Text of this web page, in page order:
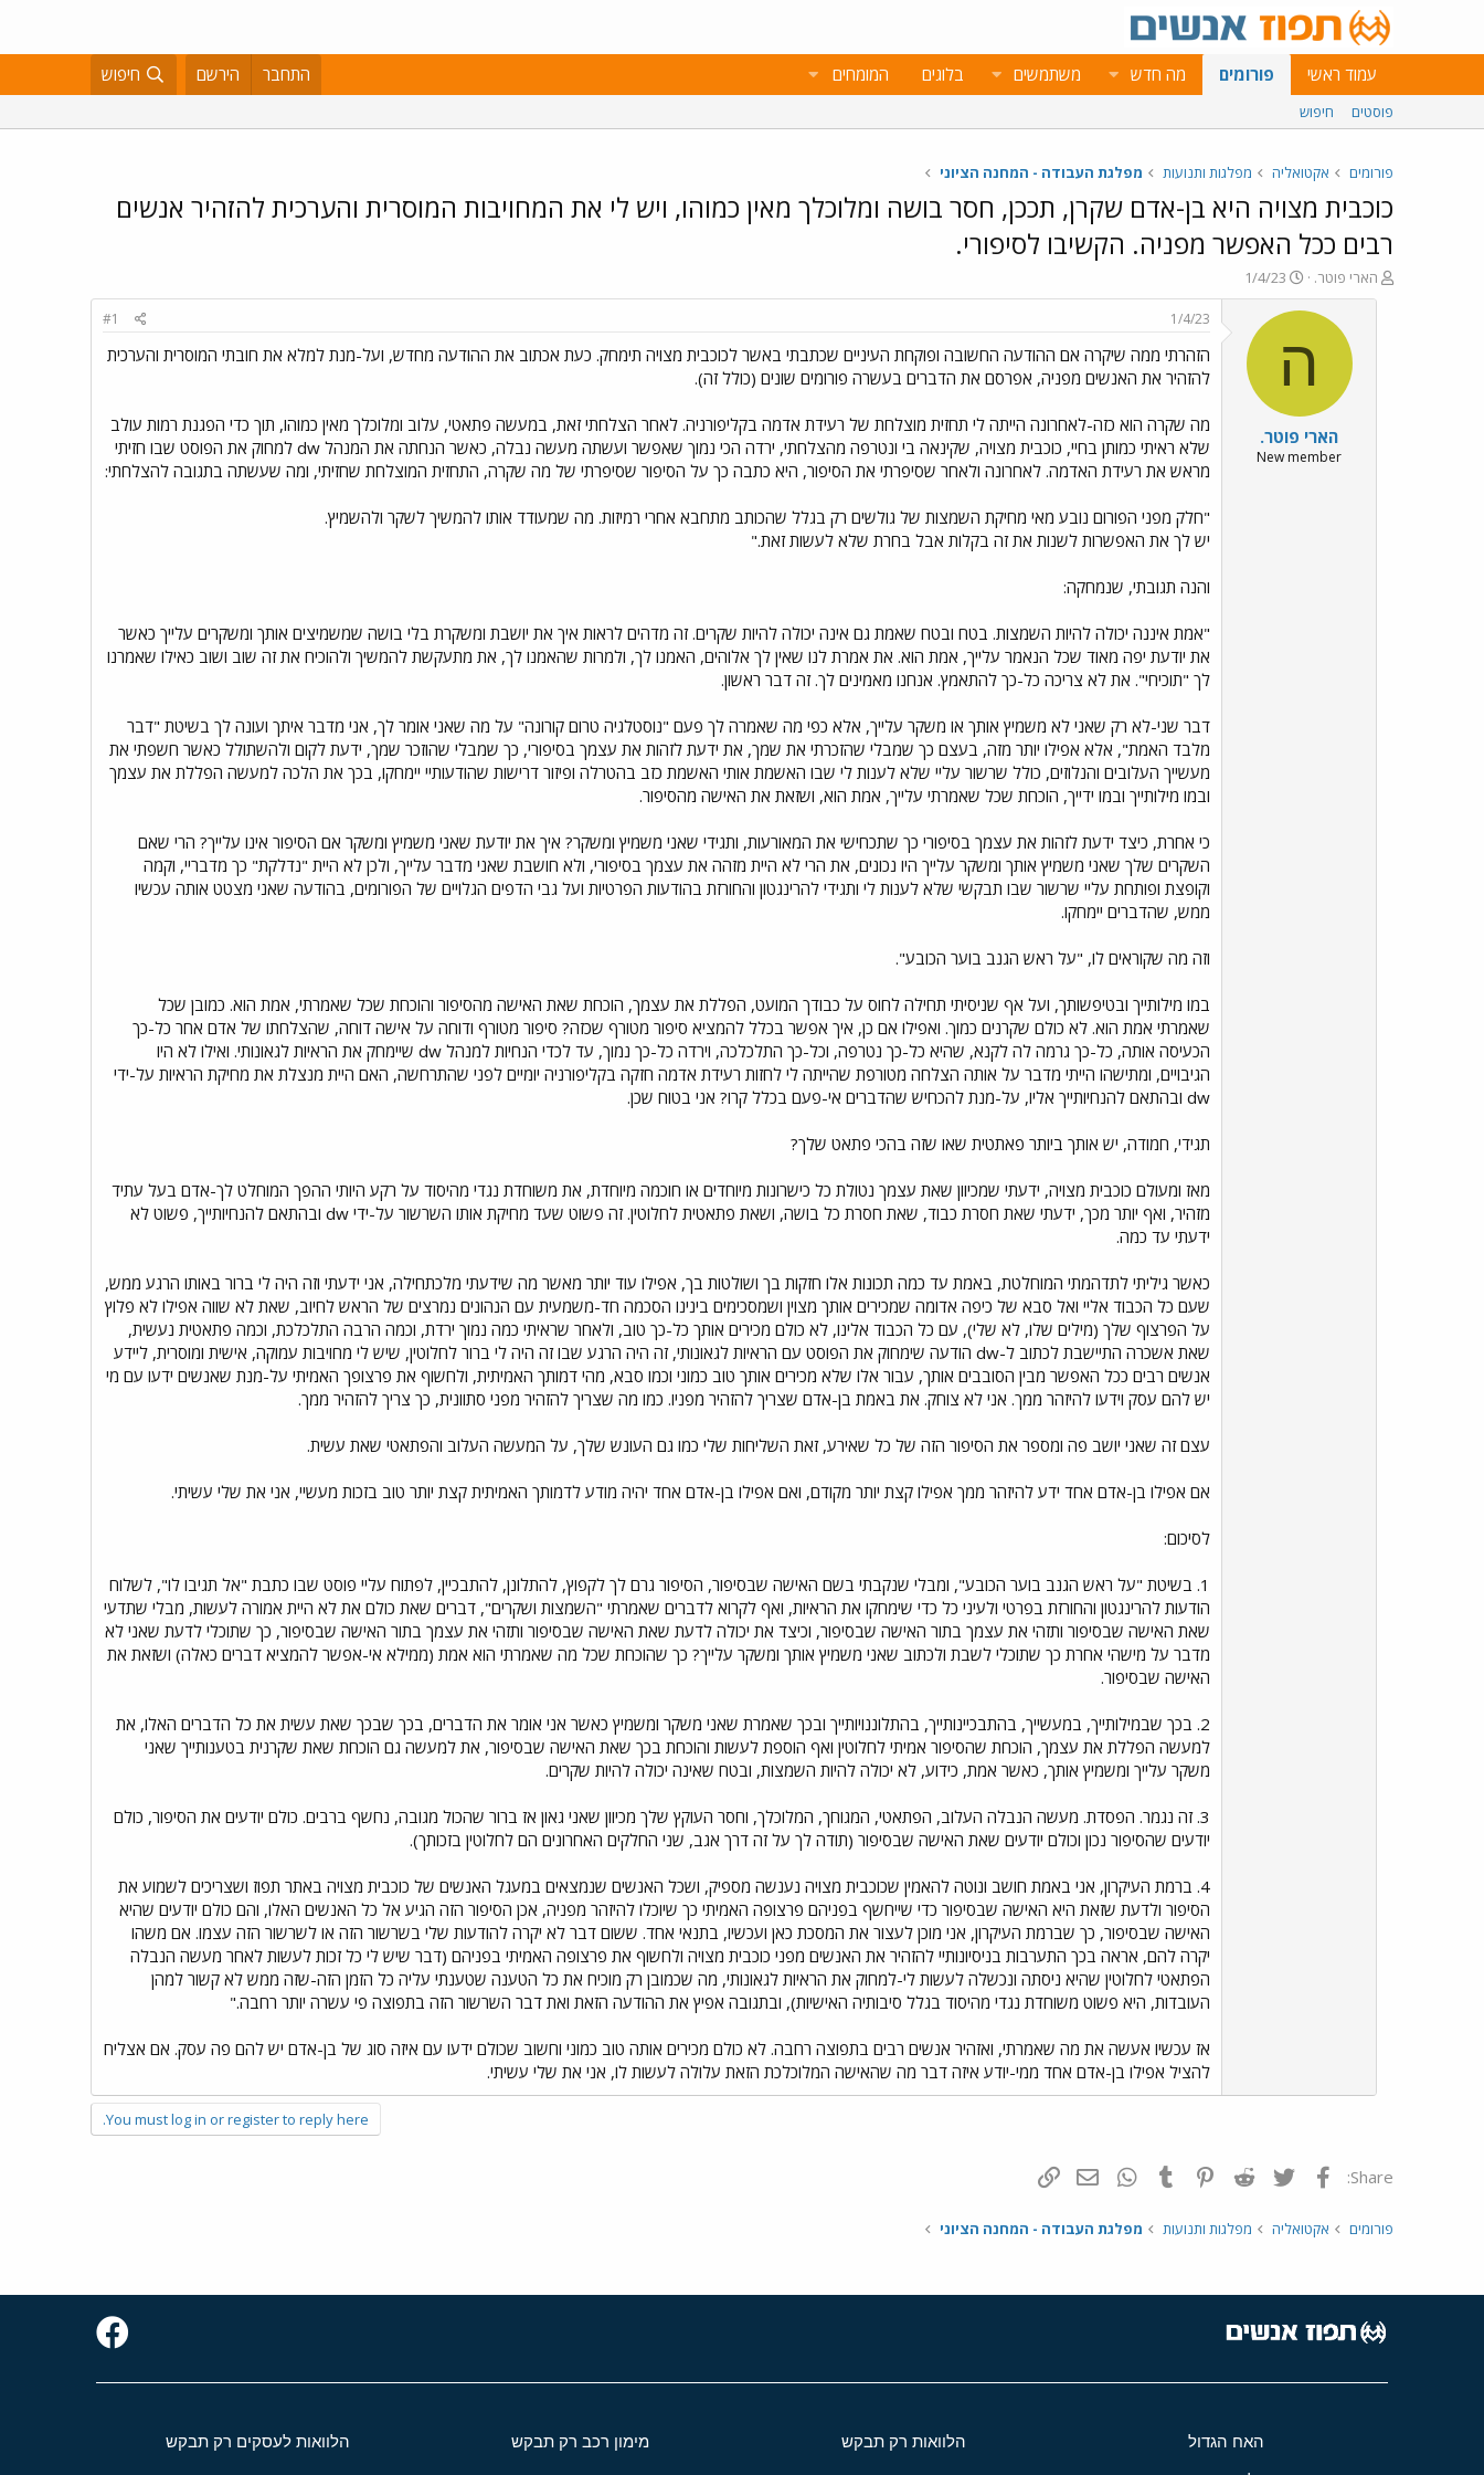
עמוד ראשי פורומים מה חדש משתמשים בלוגים המומחים התחבר הירשם חיפוש
פוסטים חיפוש
פורומים אקטואליה מפלגות ותנועות מפלגת העבודה - המחנה הציוני
כוכבית מצויה היא בן-אדם שקרן, תככן, חסר בושה ומלוכלך מאין כמוהו, ויש לי את המחויבות המוסרית והערכית להזהיר אנשים
רבים ככל האפשר מפניה. הקשיבו לסיפורי.
פ
ו
הארי פוטר.
פ
ו
ר
ם
א
ר
1/4/23
ה
הארי פוטר.
New member
1/4/23
#1
הזהרתי ממה שיקרה אם ההודעה החשובה ופוקחת העיניים שכתבתי באשר לכוכבית מצויה תימחק. כעת אכתוב את ההודעה מחדש, ועל-מנת למלא את חובתי המוסרית והערכית
להזהיר את האנשים מפניה, אפרסם את הדברים בעשרה פורומים שונים (כולל זה).
מה שקרה הוא כזה-לאחרונה הייתה לי תחזית מוצלחת של רעידת אדמה בקליפורניה. לאחר הצלחתי זאת, במעשה פתאטי, עלוב ומלוכלך מאין כמוהו, תוך כדי הפגנת רמות עולב
שלא ראיתי כמותן בחיי, כוכבית מצויה, שקינאה בי ונטרפה מהצלחתי, ירדה הכי נמוך שאפשר ועשתה מעשה נבלה, כאשר הנחתה את המנהל dw למחוק את הפוסט שבו חזיתי
מראש את רעידת האדמה. לאחרונה ולאחר שסיפרתי את הסיפור, היא כתבה כך על הסיפור שסיפרתי של מה שקרה, התחזית המוצלחת שחזיתי, ומה שעשתה בתגובה להצלחתי:
"חלק מפני הפורום נובע מאי מחיקת השמצות של גולשים רק בגלל שהכותב מתחבא אחרי רמיזות. מה שמעודד אותו להמשיך לשקר ולהשמיץ.
יש לך את האפשרות לשנות את זה בקלות אבל בחרת שלא לעשות זאת."
והנה תגובתי, שנמחקה:
"אמת איננה יכולה להיות השמצות. בטח ובטח שאמת גם אינה יכולה להיות שקרים. זה מדהים לראות איך את יושבת ומשקרת בלי בושה שמשמיצים אותך ומשקרים עלייך כאשר
את יודעת יפה מאוד שכל הנאמר עלייך, אמת הוא. את אמרת לנו שאין לך אלוהים, האמנו לך, ולמרות שהאמנו לך, את מתעקשת להמשיך ולהוכיח את זה שוב ושוב כאילו שאמרנו
לך "תוכיחי". את לא צריכה כל-כך להתאמץ. אנחנו מאמינים לך. זה דבר ראשון.
דבר שני-לא רק שאני לא משמיץ אותך או משקר עלייך, אלא כפי מה שאמרה לך פעם "נוסטלגיה טרום קורונה" על מה שאני אומר לך, אני מדבר איתך ועונה לך בשיטת "דבר
מלבד האמת", אלא אפילו יותר מזה, בעצם כך שמבלי שהזכרתי את שמך, את ידעת לזהות את עצמך בסיפורי, כך שמבלי שהוזכר שמך, ידעת לקום ולהשתולל כאשר חשפתי את
מעשייך העלובים והנלוזים, כולל שרשור עליי שלא לענות לי שבו האשמת אותי האשמת כזב בהטרלה ופיזור דרישות שהודעותיי יימחקו, בכך את הלכה למעשה הפללת את עצמך
ובמו מילותייך ובמו ידייך, הוכחת שכל שאמרתי עלייך, אמת הוא, ושזאת את האישה מהסיפור.
כי אחרת, כיצד ידעת לזהות את עצמך בסיפורי כך שתכחישי את המאורעות, ותגידי שאני משמיץ ומשקר? איך את יודעת שאני משמיץ ומשקר אם הסיפור אינו עלייך? הרי שאם
השקרים שלך שאני משמיץ אותך ומשקר עלייך היו נכונים, את הרי לא היית מזהה את עצמך בסיפורי, ולא חושבת שאני מדבר עלייך, ולכן לא היית "נדלקת" כך מדבריי, וקמה
וקופצת ופותחת עליי שרשור שבו תבקשי שלא לענות לי ותגידי להרינגטון והחורזת בהודעות הפרטיות ועל גבי הדפים הגלויים של הפורומים, בהודעה שאני מצטט אותה עכשיו
ממש, שהדברים יימחקו.
וזה מה שקוראים לו, "על ראש הגנב בוער הכובע".
במו מילותייך ובטיפשותך, ועל אף שניסיתי תחילה לחוס על כבודך המועט, הפללת את עצמך, הוכחת שאת האישה מהסיפור והוכחת שכל שאמרתי, אמת הוא. כמובן שכל
שאמרתי אמת הוא. לא כולם שקרנים כמוך. ואפילו אם כן, איך אפשר בכלל להמציא סיפור מטורף שכזה? סיפור מטורף ודוחה על אישה דוחה, שהצלחתו של אדם אחר כל-כך
הכעיסה אותה, כל-כך גרמה לה לקנא, שהיא כל-כך נטרפה, וכל-כך התלכלכה, וירדה כל-כך נמוך, עד לכדי הנחיות למנהל dw שיימחק את הראיות לגאונותי. ואילו לא היו
הגיבויים, ומתישהו הייתי מדבר על אותה הצלחה מטורפת שהייתה לי לחזות רעידת אדמה חזקה בקליפורניה יומיים לפני שהתרחשה, האם היית מנצלת את מחיקת הראיות על-ידי
dw ובהתאם להנחיותייך אליו, על-מנת להכחיש שהדברים אי-פעם בכלל קרו? אני בטוח שכן.
תגידי, חמודה, יש אותך ביותר פאתטית שאו שזה בהכי פתאט שלך?
מאז ומעולם כוכבית מצויה, ידעתי שמכיוון שאת עצמך נטולת כל כישרונות מיוחדים או חוכמה מיוחדת, את משוחדת נגדי מהיסוד על רקע היותי ההפך המוחלט לך-אדם בעל עתיד
מזהיר, ואף יותר מכך, ידעתי שאת חסרת כבוד, שאת חסרת כל בושה, ושאת פתאטית לחלוטין. זה פשוט שעד מחיקת אותו השרשור על-ידי dw ובהתאם להנחיותייך, פשוט לא
ידעתי עד כמה.
כאשר גיליתי לתדהמתי המוחלטת, באמת עד כמה תכונות אלו חזקות בך ושולטות בך, אפילו עוד יותר מאשר מה שידעתי מלכתחילה, אני ידעתי וזה היה לי ברור באותו הרגע ממש,
שעם כל הכבוד אליי ואל סבא של כיפה אדומה שמכירים אותך מצוין ושמסכימים בינינו הסכמה חד-משמעית עם הנהונים נמרצים של הראש לחיוב, שאת לא שווה אפילו לא פלוץ
על הפרצוף שלך (מילים שלו, לא שלי), עם כל הכבוד אלינו, לא כולם מכירים אותך כל-כך טוב, ולאחר שראיתי כמה נמוך ירדת, וכמה הרבה התלכלכת, וכמה פתאטית נעשית,
שאת אשכרה התיישבת לכתוב ל-dw הודעה שימחוק את הפוסט עם הראיות לגאונותי, זה היה הרגע שבו זה היה לי ברור לחלוטין, שיש לי מחויבות עמוקה, אישית ומוסרית, ליידע
אנשים רבים ככל האפשר מבין הסובבים אותך, עבור אלו שלא מכירים אותך טוב כמוני וכמו סבא, מהי דמותך האמיתית, ולחשוף את פרצופך האמיתי על-מנת שאנשים ידעו עם מי
יש להם עסק וידעו להיזהר ממך. אני לא צוחק. את באמת בן-אדם שצריך להזהיר מפניו. כמו מה שצריך להזהיר מפני סתוונית, כך צריך להזהיר ממך.
עצם זה שאני יושב פה ומספר את הסיפור הזה של כל שאירע, זאת השליחות שלי כמו גם העונש שלך, על המעשה העלוב והפתאטי שאת עשית.
אם אפילו בן-אדם אחד ידע להיזהר ממך אפילו קצת יותר מקודם, ואם אפילו בן-אדם אחד יהיה מודע לדמותך האמיתית קצת יותר טוב בזכות מעשיי, אני את שלי עשיתי.
לסיכום:
1. בשיטת "על ראש הגנב בוער הכובע", ומבלי שנקבתי בשם האישה שבסיפור, הסיפור גרם לך לקפוץ, להתלונן, להתבכיין, לפתוח עליי פוסט שבו כתבת "אל תגיבו לו", לשלוח
הודעות להרינגטון והחורזת בפרטי ולעיני כל כדי שימחקו את הראיות, ואף לקרוא לדברים שאמרתי "השמצות ושקרים", דברים שאת כולם את לא היית אמורה לעשות, מבלי שתדעי
שאת האישה שבסיפור ותזהי את עצמך בתור האישה שבסיפור, וכיצד את יכולה לדעת שאת האישה שבסיפור ותזהי את עצמך בתור האישה שבסיפור, כך שתוכלי לדעת שאני לא
מדבר על מישהי אחרת כך שתוכלי לשבת ולכתוב שאני משמיץ אותך ומשקר עלייך? כך שהוכחת שכל מה שאמרתי הוא אמת (ממילא אי-אפשר להמציא דברים כאלה) ושזאת את
האישה שבסיפור.
2. בכך שבמילותייך, במעשייך, בהתבכיינותייך, בהתלוננויותייך ובכך שאמרת שאני משקר ומשמיץ כאשר אני אומר את הדברים, בכך שבכך שאת עשית את כל הדברים האלו, את
למעשה הפללת את עצמך, הוכחת שהסיפור אמיתי לחלוטין ואף הוספת לעשות והוכחת בכך שאת האישה שבסיפור, את למעשה גם הוכחת שאת שקרנית בטענותייך שאני
משקר עלייך ומשמיץ אותך, כאשר אמת, כידוע, לא יכולה להיות השמצות, ובטח שאינה יכולה להיות שקרים.
3. זה נגמר. הפסדת. מעשה הנבלה העלוב, הפתאטי, המגוחך, המלוכלך, וחסר העוקץ שלך מכיוון שאני גאון אז ברור שהכול מגובה, נחשף ברבים. כולם יודעים את הסיפור, כולם
יודעים שהסיפור נכון וכולם יודעים שאת האישה שבסיפור (תודה לך על זה דרך אגב, שני החלקים האחרונים הם לחלוטין בזכותך).
4. ברמת העיקרון, אני באמת חושב ונוטה להאמין שכוכבית מצויה נענשה מספיק, ושכל האנשים שנמצאים במעגל האנשים של כוכבית מצויה באתר תפוז ושצריכים לשמוע את
הסיפור ולדעת שזאת היא האישה שבסיפור כדי שייחשף בפניהם פרצופה האמיתי כך שיוכלו להיזהר מפניה, אכן הסיפור הזה הגיע אל כל האנשים האלו, והם כולם יודעים שהיא
האישה שבסיפור, כך שברמת העיקרון, אני מוכן לעצור את המסכת כאן ועכשיו, בתנאי אחד. ששום דבר לא יקרה להודעות שלי בשרשור הזה או לשרשור הזה עצמו. אם משהו
יקרה להם, אראה בכך התערבות בניסיונותיי להזהיר את האנשים מפני כוכבית מצויה ולחשוף את פרצופה האמיתי בפניהם (דבר שיש לי כל זכות לעשות לאחר מעשה הנבלה
הפתאטי לחלוטין שהיא ניסתה ונכשלה לעשות לי-למחוק את הראיות לגאונותי, מה שכמובן רק מוכיח את כל הטענה שטענתי עליה כל הזמן הזה-שזה ממש לא קשור למהן
העובדות, היא פשוט משוחדת נגדי מהיסוד בגלל סיבותיה האישיות), ובתגובה אפיץ את ההודעה הזאת ואת דבר השרשור הזה בתפוצה פי עשרה יותר רחבה."
אז עכשיו אעשה את מה שאמרתי, ואזהיר אנשים רבים בתפוצה רחבה. לא כולם מכירים אותה טוב כמוני וחשוב שכולם ידעו עם איזה סוג של בן-אדם יש להם פה עסק. אם אצליח
להציל אפילו בן-אדם אחד ממי-יודע איזה דבר מה שהאישה המלוכלכת הזאת עלולה לעשות לו, אני את שלי עשיתי.
You must log in or register to reply here.
Share: פייסבוק Twitter
Reddit
Pinterest
Tumblr
WhatsAppדואר אלקטרוני
פורומים אקטואליה מפלגות ותנועות מפלגת העבודה - המחנה הציוני
האח הגדול הלוואות רק תבקש מימון רכב רק תבקש הלוואות לעסקים רק תבקש